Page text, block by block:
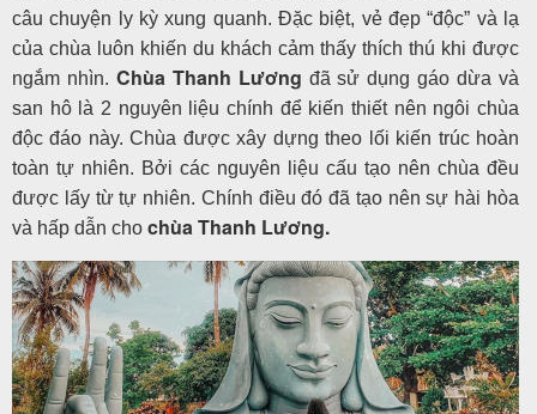
câu chuyện ly kỳ xung quanh. Đặc biệt, vẻ đẹp “độc” và lạ
của chùa luôn khiến du khách cảm thấy thích thú khi được
ngắm nhìn. Chùa Thanh Lương đã sử dụng gáo dừa và
san hô là 2 nguyên liệu chính để kiến thiết nên ngôi chùa
độc đáo này. Chùa được xây dựng theo lối kiến trúc hoàn
toàn tự nhiên. Bởi các nguyên liệu cấu tạo nên chùa đều
được lấy từ tự nhiên. Chính điều đó đã tạo nên sự hài hòa
và hấp dẫn cho chùa Thanh Lương.